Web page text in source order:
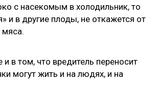
с насекомым в холодильник, то
и в другие плоды, не откажется от
в том, что вредитель переносит
могут жить и на людях, и на